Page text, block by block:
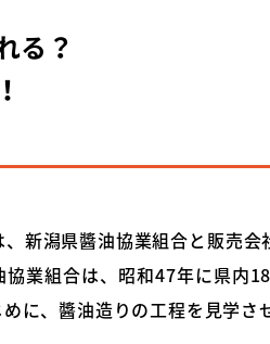
る？
新潟県醬油協業組合と販売
業組合は、昭和47年に県内
に、醬油造りの工程を見学さ